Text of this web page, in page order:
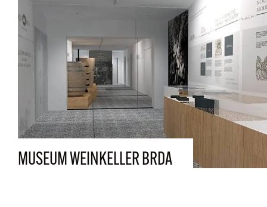
MUSEUM WEINKELLER BRDA